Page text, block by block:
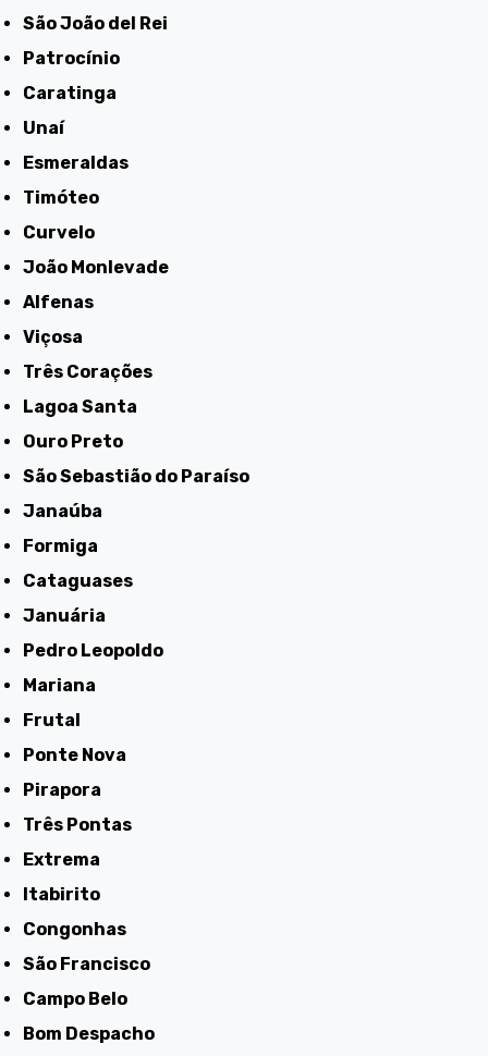
São João del Rei
Patrocínio
Caratinga
Unaí
Esmeraldas
Timóteo
Curvelo
João Monlevade
Alfenas
Viçosa
Três Corações
Lagoa Santa
Ouro Preto
São Sebastião do Paraíso
Janaúba
Formiga
Cataguases
Januária
Pedro Leopoldo
Mariana
Frutal
Ponte Nova
Pirapora
Três Pontas
Extrema
Itabirito
Congonhas
São Francisco
Campo Belo
Bom Despacho